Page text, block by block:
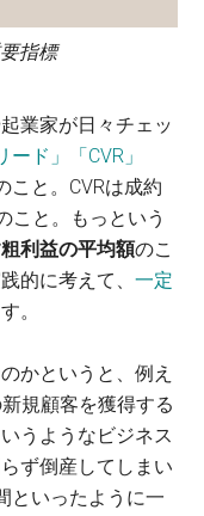
指標
業家が日々チェッ
ード」「CVR」
こと。CVRは成約
こと。もっという
利益の平均額のこ
的に考えて、一定
。
かというと、例え
規顧客を獲得する
うようなビジネス
ず倒産してしまい
といったように一